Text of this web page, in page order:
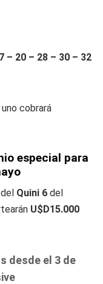
– 20 – 28 – 30 – 32
cobrará
especial para
del Quini 6 del
U$D15.000
desde el 3 de